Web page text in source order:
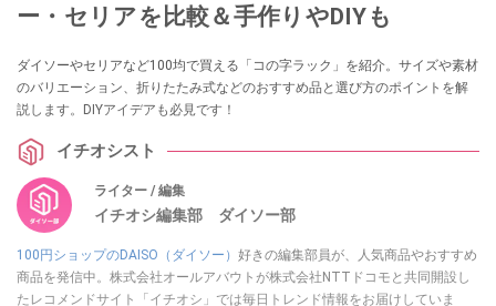
ー・セリアを比較＆手作りやDIYも
ダイソーやセリアなど100均で買える「コの字ラック」を紹介。サイズや素材
のバリエーション、折りたたみ式などのおすすめ品と選び方のポイントを解
説します。DIYアイデアも必見です！
イチオシスト
ライター / 編集
イチオシ編集部 ダイソー部
100円ショップのDAISO（ダイソー） 好きの編集部員が、人気商品やおすすめ
商品を発信中。株式会社オールアバウトが株式会社NTTドコモと共同開設し
たレコメンドサイト「イチオシ」では毎日トレンド情報をお届けしていま